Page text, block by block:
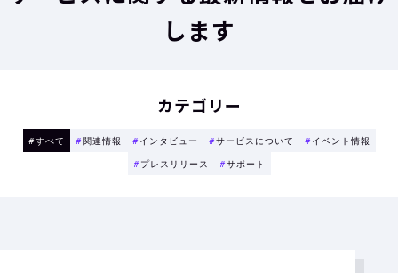
します
カテゴリー
#すべて #関連情報 # インタビュー #サービスについて # イベント情報
# プレスリリース #サポート